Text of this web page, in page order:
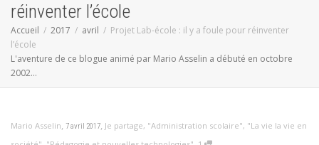
réinventer l’école
Accueil 2017 avril
Projet Lab-école : il y a foule pour réinventer
l’école
L'aventure de ce blogue animé par Mario Asselin a débuté en octobre
2002...
Mario Asselin, 7 avril 2017, Je partage, "Administration scolaire", "La vie la vie en